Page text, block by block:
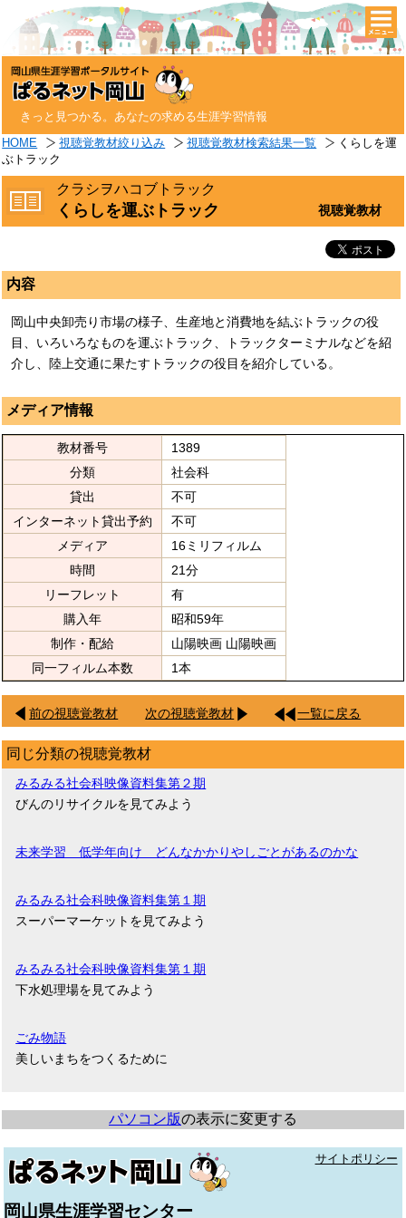
きっと見つかる。あなたの求める生涯学習情報
HOME 視聴覚教材絞り込み 視聴覚教材検索結果一覧
くらしを運
ぶトラック
クラシヲハコブトラック
くらしを運ぶトラック 視聴覚教材
内容
岡山中央卸売り市場の様子、生産地と消費地を結ぶトラックの役
目、いろいろなものを運ぶトラック、トラックターミナルなどを紹
介し、陸上交通に果たすトラックの役目を紹介している。
メディア情報
教材番号
1389
分類
社会科
貸出
不可
インターネット貸出予約
不可
メディア
16ミリフィルム
時間
21分
リーフレット
有
購入年
昭和59年
制作・配給
山陽映画 山陽映画
同一フィルム本数
1本
前の視聴覚教材 次の視聴覚教材 一覧に戻る
同じ分類の視聴覚教材
みるみる社会科映像資料集第２期
びんのリサイクルを見てみよう
未来学習 低学年向け どんなかかりやしごとがあるのかな
みるみる社会科映像資料集第１期
スーパーマーケットを見てみよう
みるみる社会科映像資料集第１期
下水処理場を見てみよう
ごみ物語
美しいまちをつくるために
パソコン版の表示に変更する
サイトポリシー
岡山県生涯学習センター